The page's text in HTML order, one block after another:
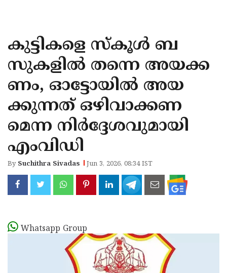
KANNUR
KASARAGOD
കുട്ടികളെ സ്‌കൂള്‍ ബ
സുകളില്‍ തന്നെ അയക്ക
ണം, ഓട്ടോയില്‍ അയ
ക്കുന്നത് ഒഴിവാക്കണ
മെന്ന നിര്‍ദ്ദേശവുമായി
എംവിഡി
By Suchithra Sivadas Jun 3, 2026, 08:34 IST
Whatsapp Group